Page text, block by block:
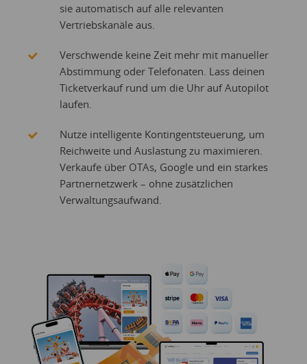
sie automatisch auf alle relevanten
Vertriebskanäle aus.
Verschwende keine Zeit mehr mit manueller
Abstimmung oder Telefonaten. Lass deinen
Ticketverkauf rund um die Uhr auf Autopilot
laufen.
Nutze intelligente Kontingentsteuerung, um
Reichweite und Auslastung zu maximieren.
Verkaufe über OTAs, Google und ein starkes
Partnernetzwerk – ohne zusätzlichen
Verwaltungsaufwand.